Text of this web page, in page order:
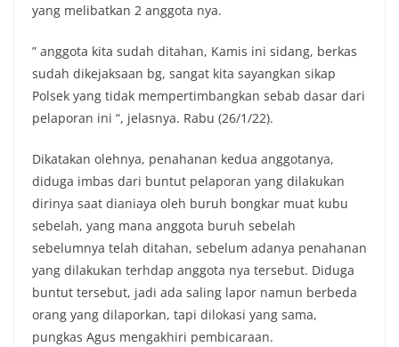
yang melibatkan 2 anggota nya.
” anggota kita sudah ditahan, Kamis ini sidang, berkas
sudah dikejaksaan bg, sangat kita sayangkan sikap
Polsek yang tidak mempertimbangkan sebab dasar dari
pelaporan ini “, jelasnya. Rabu (26/1/22).
Dikatakan olehnya, penahanan kedua anggotanya,
diduga imbas dari buntut pelaporan yang dilakukan
dirinya saat dianiaya oleh buruh bongkar muat kubu
sebelah, yang mana anggota buruh sebelah
sebelumnya telah ditahan, sebelum adanya penahanan
yang dilakukan terhdap anggota nya tersebut. Diduga
buntut tersebut, jadi ada saling lapor namun berbeda
orang yang dilaporkan, tapi dilokasi yang sama,
pungkas Agus mengakhiri pembicaraan.